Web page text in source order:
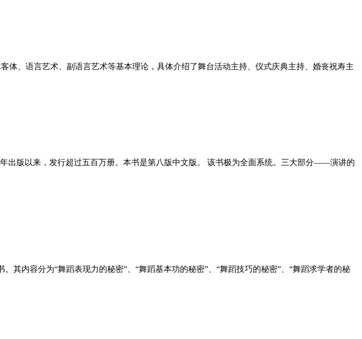
体、语言艺术、副语言艺术等基本理论，具体介绍了舞台活动主持、仪式庆典主持、婚丧祝寿主
出版以来，发行超过五百万册。本书是第八版中文版。 该书极为全面系统。三大部分——演讲的
其内容分为“舞蹈表现力的秘密”、“舞蹈基本功的秘密”、“舞蹈技巧的秘密”、“舞蹈求学者的秘